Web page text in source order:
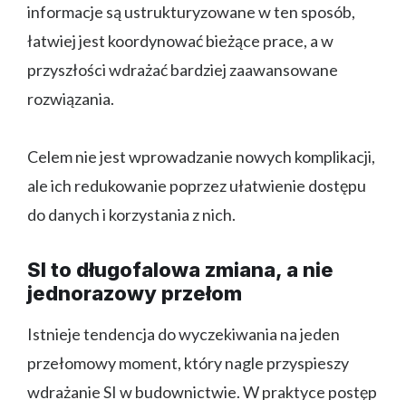
informacje są ustrukturyzowane w ten sposób,
łatwiej jest koordynować bieżące prace, a w
przyszłości wdrażać bardziej zaawansowane
rozwiązania.
Celem nie jest wprowadzanie nowych komplikacji,
ale ich redukowanie poprzez ułatwienie dostępu
do danych i korzystania z nich.
SI to długofalowa zmiana, a nie
jednorazowy przełom
Istnieje tendencja do wyczekiwania na jeden
przełomowy moment, który nagle przyspieszy
wdrażanie SI w budownictwie. W praktyce postęp